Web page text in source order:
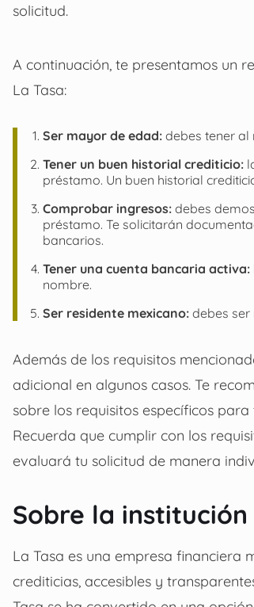
solicitud.
A continuación, te presentamos un
La Tasa:
Ser mayor de edad: debes tener al
Tener un buen historial crediticio:
préstamo. Un buen historial
Comprobar ingresos: debes
préstamo. Te solicitarán
bancarios.
Tener una cuenta bancaria activa:
nombre.
Ser residente mexicano: debes ser
Además de los requisitos
adicional en algunos casos. Te
sobre los requisitos específicos
Recuerda que cumplir con los
evaluará tu solicitud de manera
Sobre la
La Tasa es una empresa financiera
crediticias, accesibles y